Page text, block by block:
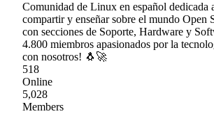
Comunidad de Linux en español dedicada
compartir y enseñar sobre el mundo Open
con secciones de Soporte, Hardware y
4.800 miembros apasionados por la
con nosotros! 🐧🚀
518
Online
5,028
Members